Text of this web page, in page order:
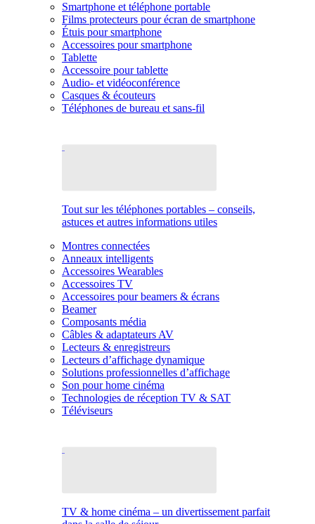
Smartphone et téléphone portable
Films protecteurs pour écran de smartphone
Étuis pour smartphone
Accessoires pour smartphone
Tablette
Accessoire pour tablette
Audio- et vidéoconférence
Casques & écouteurs
Téléphones de bureau et sans-fil
Tout sur les téléphones portables – conseils,
astuces et autres informations utiles
Montres connectées
Anneaux intelligents
Accessoires Wearables
Accessoires TV
Accessoires pour beamers & écrans
Beamer
Composants média
Câbles & adaptateurs AV
Lecteurs & enregistreurs
Lecteurs d’affichage dynamique
Solutions professionnelles d’affichage
Son pour home cinéma
Technologies de réception TV & SAT
Téléviseurs
TV & home cinéma – un divertissement parfait